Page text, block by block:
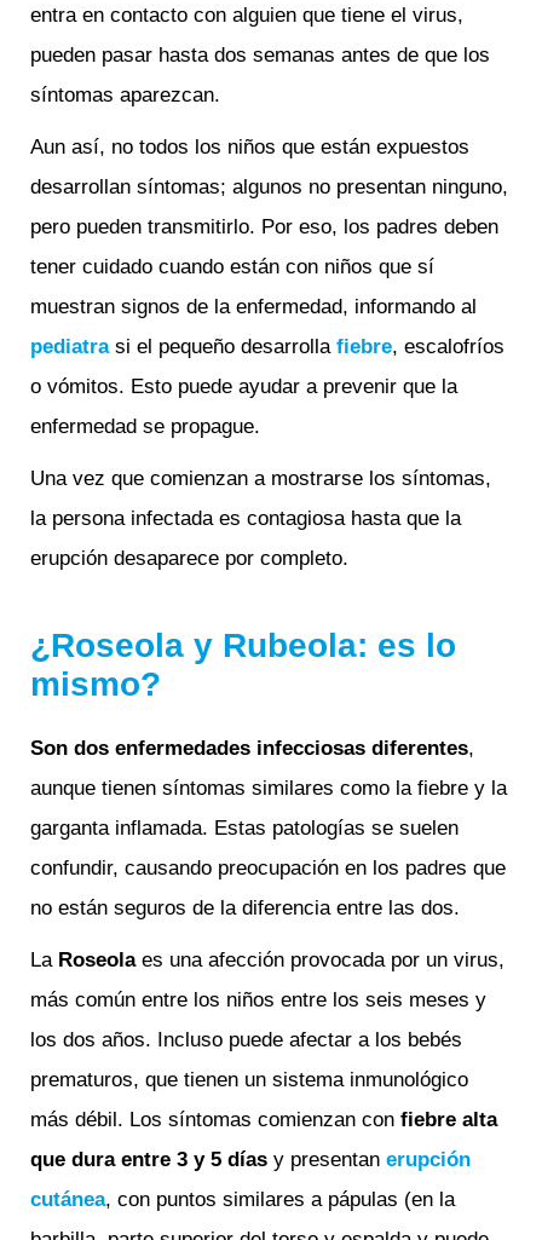
entra en contacto con alguien que tiene el virus,
pueden pasar hasta dos semanas antes de que los
síntomas aparezcan.
Aun así, no todos los niños que están expuestos
desarrollan síntomas; algunos no presentan ninguno,
pero pueden transmitirlo. Por eso, los padres deben
tener cuidado cuando están con niños que sí
muestran signos de la enfermedad, informando al
pediatrasi el pequeño desarrolla fiebre, escalofríos
o vómitos. Esto puede ayudar a prevenir que la
enfermedad se propague.
Una vez que comienzan a mostrarse los síntomas,
la persona infectada es contagiosa hasta que la
erupción desaparece por completo.
¿Roseola y Rubeola: es lo
mismo?
Son dos enfermedades infecciosas diferentes,
aunque tienen síntomas similares como la fiebre y la
garganta inflamada. Estas patologías se suelen
confundir, causando preocupación en los padres que
no están seguros de la diferencia entre las dos.
La Roseolaes una afección provocada por un virus,
más común entre los niños entre los seis meses y
los dos años. Incluso puede afectar a los bebés
prematuros, que tienen un sistema inmunológico
más débil. Los síntomas comienzan con fiebre alta
que dura entre 3 y 5 días y presentan erupción
cutánea, con puntos similares a pápulas (en la